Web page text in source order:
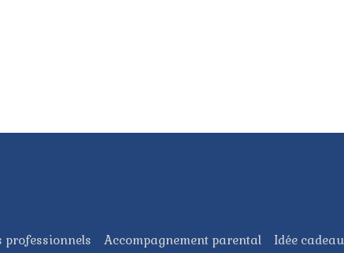
professionnels Accompagnement parental Idée cadeau